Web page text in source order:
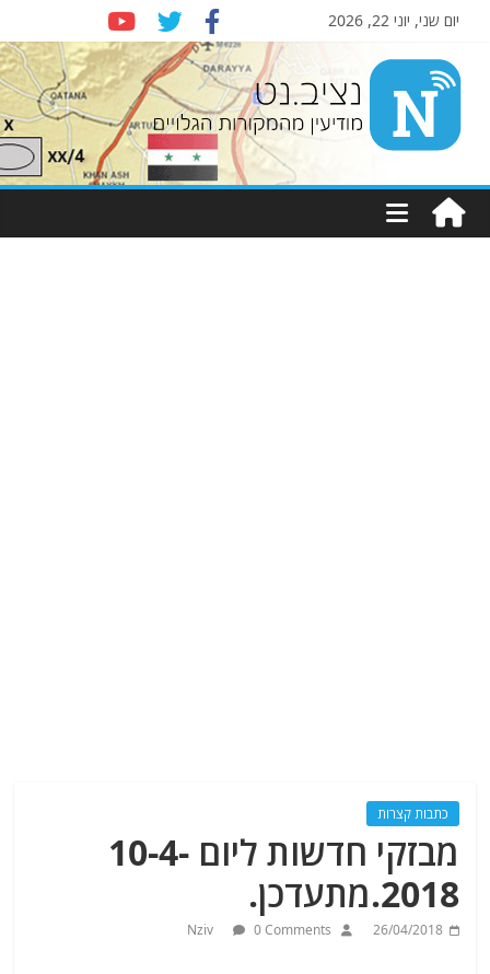
יום שני, יוני 22, 2026
Nziv.net
מודיעין
מהמקורות
כתבות קצרות
מבזקי חדשות ליום 10-4-
2018.מתעדכן.
26/04/2018
Nziv 0 Comments